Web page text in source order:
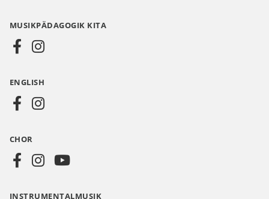
Media
DE
MUSIKPÄDAGOGIK KITA
ENGLISH
CHOR
INSTRUMENTALMUSIK